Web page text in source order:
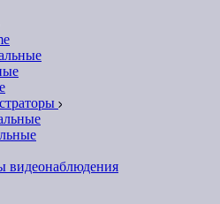
видеонаблюдения